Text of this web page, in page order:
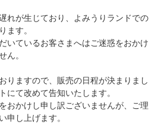
れが生じており、よみうりランドでの
ます。
いているお客さまへはご迷惑をおかけ
ん。
りますので、販売の日程が決まりまし
にて改めて告知いたします。
おかけし申し訳ございませんが、ご理
申し上げます。